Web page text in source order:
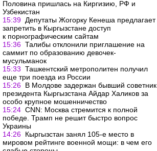
Половина пришлась на Киргизию, РФ и
Узбекистан
15:39 Депутаты Жогорку Кенеша предлагает
запретить в Кыргызстане доступ
к порнографическим сайтам
15:36 Талибы отклонили приглашение на
саммит по образованию девочек-
мусульманок
15:33 Ташкентский метрополитен получил
еще три поезда из России
15:26 В Молдове задержан бывший советник
президента Кыргызстана Айдар Халиков за
особо крупное мошенничество
15:24 CNN: Москва стремится к полной
победе. Трамп не решит быстро вопрос
Украины
14:26 Кыргызстан занял 105-е место в
мировом рейтинге военной мощи: в чем его